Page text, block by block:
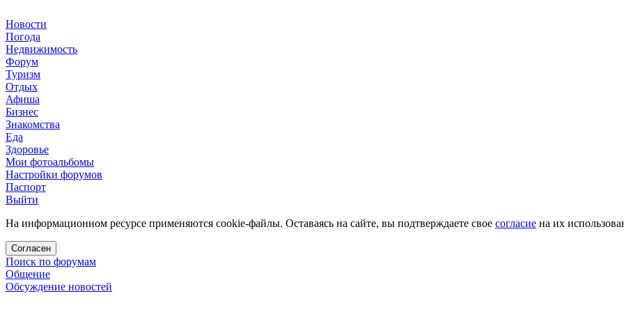
Новости
Погода
Недвижимость
Форум
Туризм
Отдых
Афиша
Бизнес
Знакомства
Еда
Здоровье
Мои фотоальбомы
Настройки форумов
Паспорт
Выйти
На информационном ресурсе применяются cookie-файлы. Оставаясь на сайте, вы подтверждаете свое согласие на их
Согласен
Поиск по форумам
Общение
Обсуждение новостей